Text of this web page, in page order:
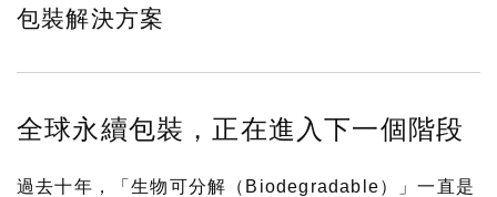
包裝解決方案
全球永續包裝，正在進入下一個階段
過去十年，「生物可分解（Biodegradable）」一直是